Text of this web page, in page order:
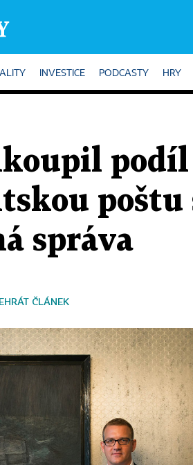
INVESTICE PODCASTY HRY
podíl
poštu
správa
ČLÁNEK